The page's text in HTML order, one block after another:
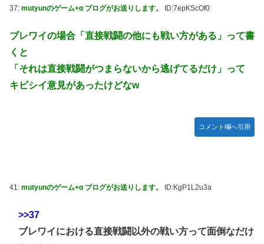
37: mutyunのゲーム+α ブログがお送りします。 ID:7epKScOf0
ブレワイの場合「直接戦闘の他にも戦い方がある」って書
くと
「それは直接戦闘がつまらないから逃げてるだけ」って
キビシイ意見があったけどなw
コメント欄へ引用
41: mutyunのゲーム+α ブログがお送りします。 ID:KgP1L2u3a
>>37
ブレワイにおける直接戦闘以外の戦い方って面倒なだけ